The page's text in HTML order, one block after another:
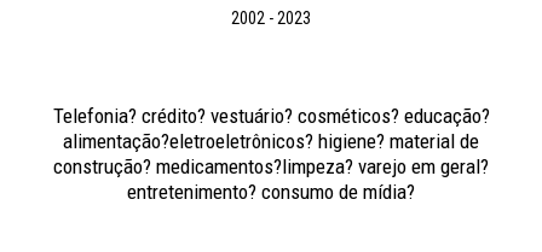
2002 - 2023
Telefonia? crédito? vestuário? cosméticos? educação?
alimentação?eletroeletrônicos? higiene? material de
construção? medicamentos?limpeza? varejo em geral?
entretenimento? consumo de mídia?